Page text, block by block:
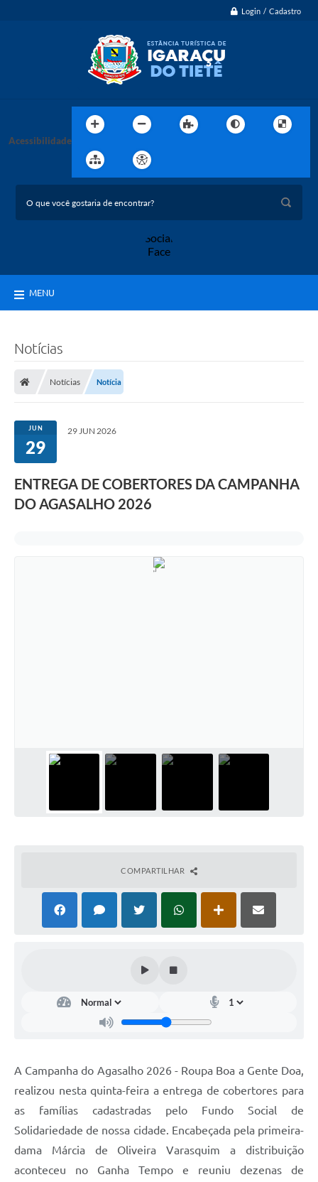
Login / Cadastro
Acessibilidade
MENU
Notícias
Notícias Notícia
JUN
29
29 JUN 2026
ENTREGA DE COBERTORES DA CAMPANHA
DO AGASALHO 2026
COMPARTILHAR
A Campanha do Agasalho 2026 - Roupa Boa a Gente Doa,
realizou nesta quinta-feira a entrega de cobertores para
as famílias cadastradas pelo Fundo Social de
Solidariedade de nossa cidade. Encabeçada pela primeira-
dama Márcia de Oliveira Varasquim a distribuição
aconteceu no Ganha Tempo e reuniu dezenas de